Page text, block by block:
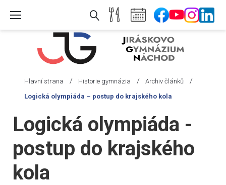
Hlavní strana / Historie gymnázia / Archiv článků /
Logická olympiáda – postup do krajského kola
Logická olympiáda -
postup do krajského
kola